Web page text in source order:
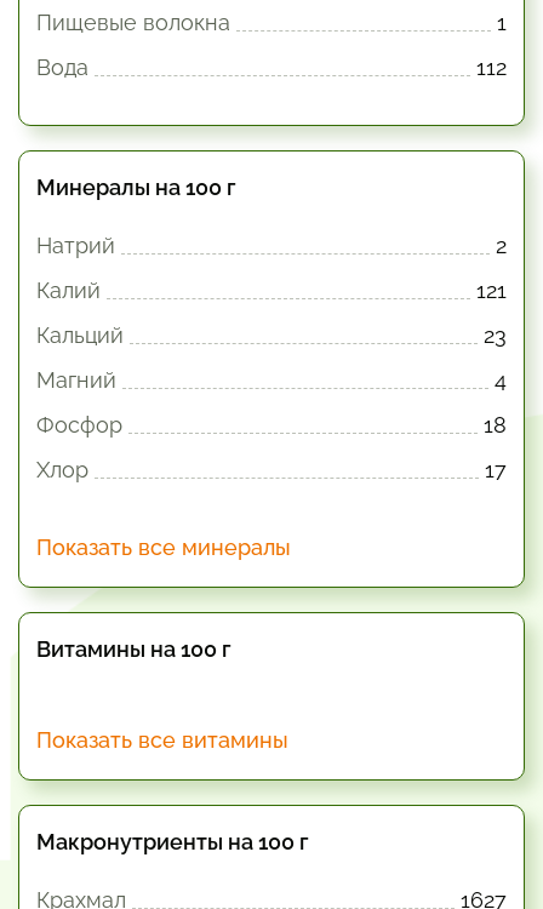
Пищевые волокна
1
Вода
112
Минералы на 100 г
Натрий
2
Калий
121
Кальций
23
Магний
4
Фосфор
18
Хлор
17
Показать все минералы
Витамины на 100 г
Показать все витамины
Макронутриенты на 100 г
Крахмал
1627